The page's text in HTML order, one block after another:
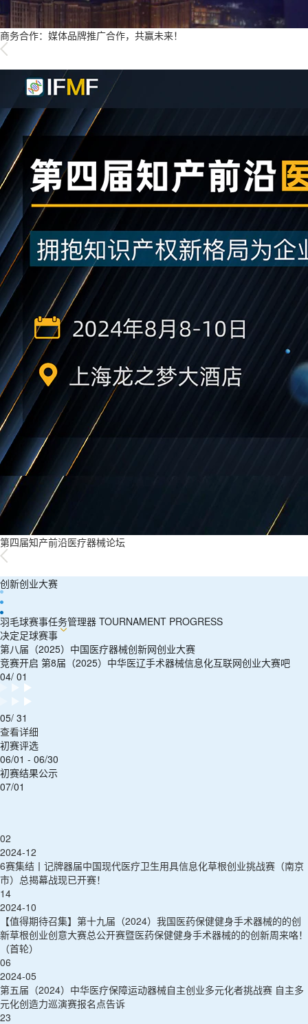
商务合作：媒体品牌推广合作，共赢未来！
第四届知产前沿医疗器械论坛
创新创业大赛
羽毛球赛事任务管理器 TOURNAMENT PROGRESS
决定足球赛事
第八届（2025）中国医疗器械创新网创业大赛
竞赛开启 第8届（2025）中华医辽手术器械信息化互联网创业大赛吧
04/ 01
05/ 31
查看详细
初赛评选
06/01 - 06/30
初赛结果公示
07/01